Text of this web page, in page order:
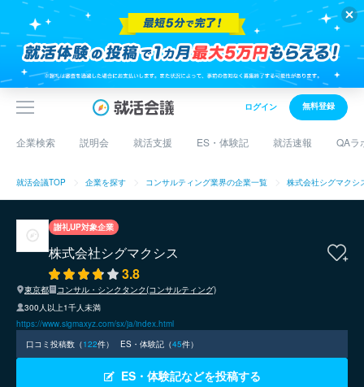
ログイン 無料登録
企業検索 説明会 就活支援 ES・体験記 就活速報 QAラ
就活会議TOP 企業を探す コンサルティング業界の企業一覧 株式会社シグマクシ
謝礼UP対象企業
株式会社シグマクシス
3.8
東京都
コンサル・シンクタンク(コンサルティング)
300人以上1千人未満
https://www.sigmaxyz.com/sx/ja/index.html
口コミ投稿数（122件） ES・体験記（45件）
ES・体験記などを投稿する